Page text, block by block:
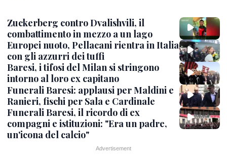
Zuckerberg contro Dvalishvili, il
combattimento in mezzo a un lago
Europei nuoto, Pellacani rientra in Italia
con gli azzurri dei tuffi
Baresi, i tifosi del Milan si stringono
intorno al loro ex capitano
Funerali Baresi: applausi per Maldini e
Ranieri, fischi per Sala e Cardinale
Funerali Baresi, il ricordo di ex
compagni e istituzioni: "Era un padre,
un'icona del calcio"